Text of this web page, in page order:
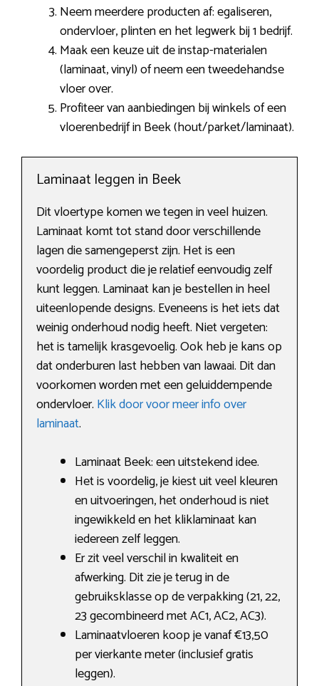
Neem meerdere producten af: egaliseren,
ondervloer, plinten en het legwerk bij 1 bedrijf.
Maak een keuze uit de instap-materialen
(laminaat, vinyl) of neem een tweedehandse
vloer over.
Profiteer van aanbiedingen bij winkels of een
vloerenbedrijf in Beek (hout/parket/laminaat).
Laminaat leggen in Beek
Dit vloertype komen we tegen in veel huizen.
Laminaat komt tot stand door verschillende
lagen die samengeperst zijn. Het is een
voordelig product die je relatief eenvoudig zelf
kunt leggen. Laminaat kan je bestellen in heel
uiteenlopende designs. Eveneens is het iets dat
weinig onderhoud nodig heeft. Niet vergeten:
het is tamelijk krasgevoelig. Ook heb je kans op
dat onderburen last hebben van lawaai. Dit dan
voorkomen worden met een geluiddempende
ondervloer. Klik door voor meer info over
laminaat.
Laminaat Beek: een uitstekend idee.
Het is voordelig, je kiest uit veel kleuren
en uitvoeringen, het onderhoud is niet
ingewikkeld en het kliklaminaat kan
iedereen zelf leggen.
Er zit veel verschil in kwaliteit en
afwerking. Dit zie je terug in de
gebruiksklasse op de verpakking (21, 22,
23 gecombineerd met AC1, AC2, AC3).
Laminaatvloeren koop je vanaf €13,50
per vierkante meter (inclusief gratis
leggen).